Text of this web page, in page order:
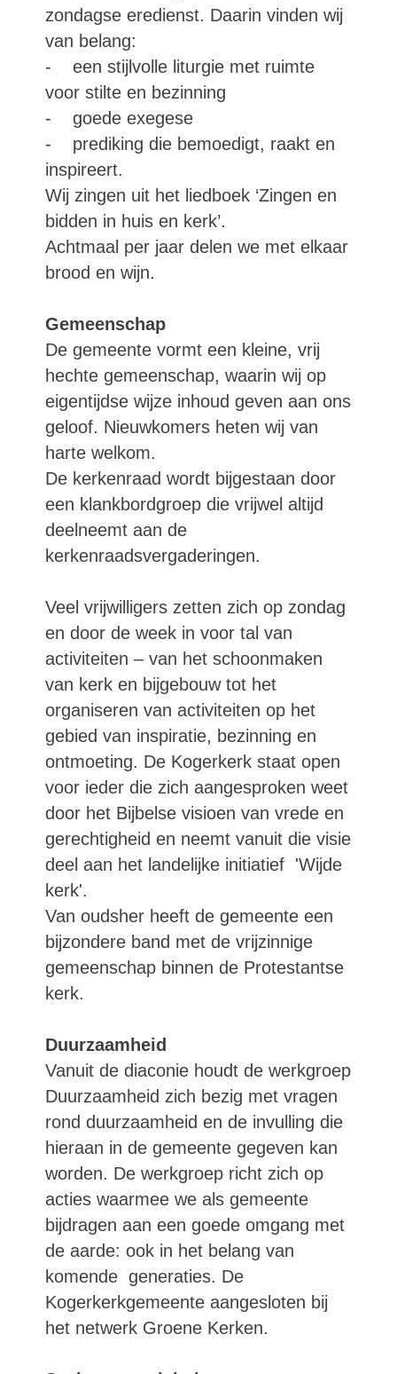
zondagse eredienst. Daarin vinden wij
van belang:
- een stijlvolle liturgie met ruimte
voor stilte en bezinning
- goede exegese
- prediking die bemoedigt, raakt en
inspireert.
Wij zingen uit het liedboek ‘Zingen en
bidden in huis en kerk’.
Achtmaal per jaar delen we met elkaar
brood en wijn.
Gemeenschap
De gemeente vormt een kleine, vrij
hechte gemeenschap, waarin wij op
eigentijdse wijze inhoud geven aan ons
geloof. Nieuwkomers heten wij van
harte welkom.
De kerkenraad wordt bijgestaan door
een klankbordgroep die vrijwel altijd
deelneemt aan de
kerkenraadsvergaderingen.
Veel vrijwilligers zetten zich op zondag
en door de week in voor tal van
activiteiten – van het schoonmaken
van kerk en bijgebouw tot het
organiseren van activiteiten op het
gebied van inspiratie, bezinning en
ontmoeting. De Kogerkerk staat open
voor ieder die zich aangesproken weet
door het Bijbelse visioen van vrede en
gerechtigheid en neemt vanuit die visie
deel aan het landelijke initiatief 'Wijde
kerk'.
Van oudsher heeft de gemeente een
bijzondere band met de vrijzinnige
gemeenschap binnen de Protestantse
kerk.
Duurzaamheid
Vanuit de diaconie houdt de werkgroep
Duurzaamheid zich bezig met vragen
rond duurzaamheid en de invulling die
hieraan in de gemeente gegeven kan
worden. De werkgroep richt zich op
acties waarmee we als gemeente
bijdragen aan een goede omgang met
de aarde: ook in het belang van
komende generaties. De
Kogerkerkgemeente aangesloten bij
het netwerk Groene Kerken.